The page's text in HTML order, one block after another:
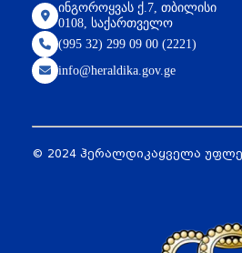
ინგოროყვას ქ.7, თბილისი
0108, საქართველო
(995 32) 299 09 00 (2221)
info@heraldika.gov.ge
© 2024 ჰერალდიკაყველა